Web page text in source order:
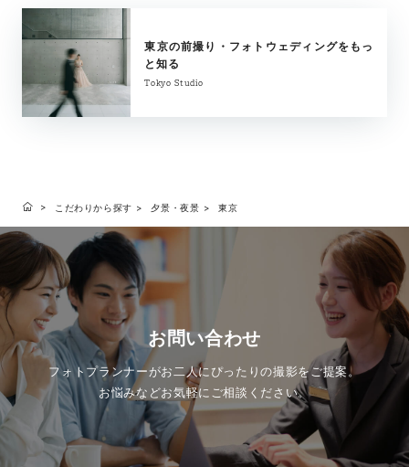
東京の前撮り・フォトウェディングをもっ
と知る
Tokyo Studio
こだわりから探す 夕景・夜景 東京
お問い合わせ
フォトプランナーがお二人にぴったりの撮影をご提案。
お悩みなどお気軽にご相談ください。